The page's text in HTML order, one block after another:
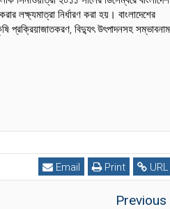
নির্ধারণ করা হয়। বাংলাদেশের
প্রক্রিয়াজাতকরণ, বিদ্যুৎ উৎপাদনসহ
URL
Print
Email
Previous